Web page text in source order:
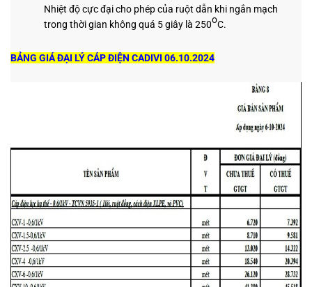
Nhiệt độ cực đại cho phép của ruột dẫn khi ngắn mạch
trong thời gian không quá 5 giây là 250oC.
BẢNG GIÁ ĐẠI LÝ CÁP ĐIỆN CADIVI 06.10.2024